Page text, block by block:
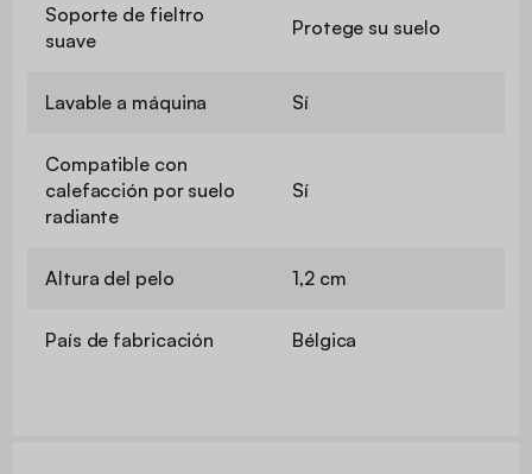
Soporte de fieltro
suave
Protege su suelo
Lavable a máquina Sí
Compatible con
calefacción por suelo
radiante
Sí
Altura del pelo 1,2 cm
País de fabricación Bélgica